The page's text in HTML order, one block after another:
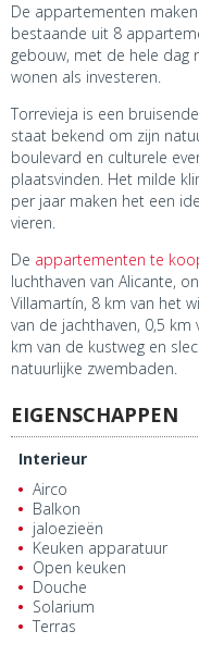
De appartementen
bestaande uit 8
gebouw, met de hele dag
wonen als investeren.
Torrevieja is een
staat bekend om zijn
boulevard en culturele
plaatsvinden. Het milde
per jaar maken het een
vieren.
De appartementen te
luchthaven van Alicante,
Villamartín, 8 km van het
van de jachthaven, 0,5
km van de kustweg en
natuurlijke zwembaden.
EIGENSCHAPPEN
Interieur
Airco
Balkon
jaloezieën
Keuken apparatuur
Open keuken
Douche
Solarium
Terras